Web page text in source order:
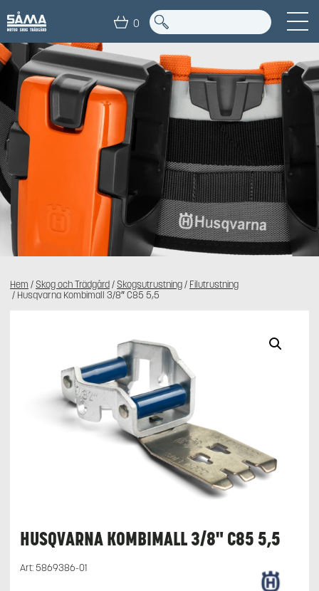
0
Hem / Skog och Trädgård/ Skogsutrustning/ Filutrustning
/ Husqvarna Kombimall 3/8″ C85 5,5
HUSQVARNA KOMBIMALL 3/8" C85 5,5
Art:5869386-01